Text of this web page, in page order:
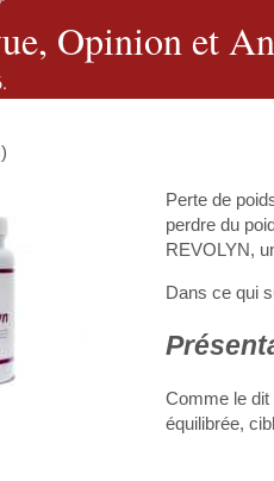
Opinion et
Perte de
perdre du
REVOLYN,
Dans ce qui
Comme le dit
équilibrée,